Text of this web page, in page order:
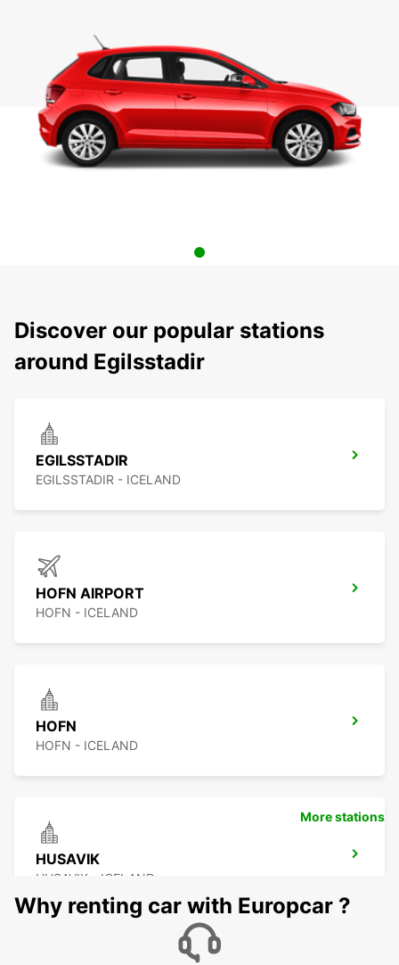
Discover our popular stations
around Egilsstadir
EGILSSTADIR
EGILSSTADIR - ICELAND
HOFN AIRPORT
HOFN - ICELAND
HOFN
HOFN - ICELAND
HUSAVIK
HUSAVIK - ICELAND
More stations
Why renting car with Europcar ?